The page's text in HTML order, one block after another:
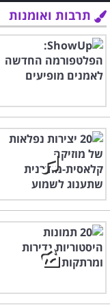
תרבות ואומנות